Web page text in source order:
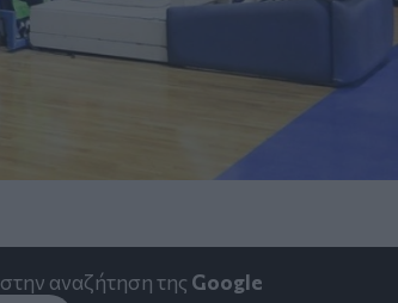
στην αναζήτηση της Google